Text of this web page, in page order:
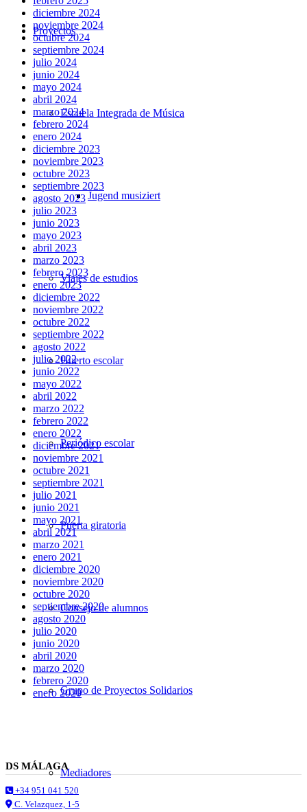
Proyectos
Escuela Integrada de Música
Jugend musiziert
Viajes de estudios
Huerto escolar
Periódico escolar
Puerta giratoria
Consejo de alumnos
Grupo de Proyectos Solidarios
Mediadores
diciembre 2024
noviembre 2024
octubre 2024
septiembre 2024
julio 2024
junio 2024
mayo 2024
abril 2024
marzo 2024
febrero 2024
enero 2024
diciembre 2023
noviembre 2023
octubre 2023
septiembre 2023
agosto 2023
julio 2023
junio 2023
mayo 2023
abril 2023
marzo 2023
febrero 2023
enero 2023
diciembre 2022
noviembre 2022
octubre 2022
septiembre 2022
agosto 2022
julio 2022
junio 2022
mayo 2022
abril 2022
marzo 2022
febrero 2022
enero 2022
diciembre 2021
noviembre 2021
octubre 2021
septiembre 2021
julio 2021
junio 2021
mayo 2021
abril 2021
marzo 2021
enero 2021
diciembre 2020
noviembre 2020
octubre 2020
septiembre 2020
agosto 2020
julio 2020
junio 2020
abril 2020
marzo 2020
febrero 2020
enero 2020
DS MÁLAGA
+34 951 041 520
C. Velazquez, 1-5